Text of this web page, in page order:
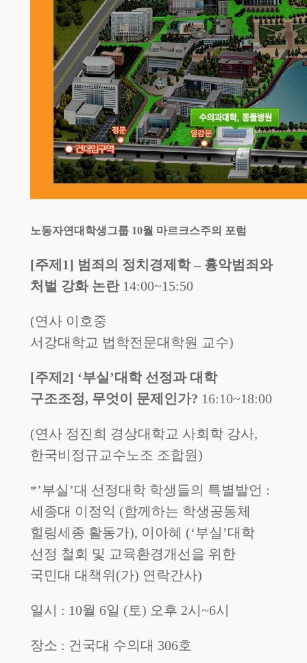
노동자연대학생그룹 10월 마르크스주의 포럼
[주제1] 범죄의 정치경제학 – 흉악범죄와
처벌 강화 논란 14:00~15:50
(연사 이호중
서강대학교 법학전문대학원 교수)
[주제2] ‘부실’대학 선정과 대학
구조조정, 무엇이 문제인가? 16:10~18:00
(연사 정진희 경상대학교 사회학 강사,
한국비정규교수노조 조합원)
*’부실’대 선정대학 학생들의 특별발언 :
세종대 이정익 (함께하는 학생공동체
힐링세종 활동가), 이아혜 (‘부실’대학
선정 철회 및 교육환경개선을 위한
국민대 대책위(가) 연락간사)
일시 : 10월 6일 (토) 오후 2시~6시
장소 : 건국대 수의대 306호